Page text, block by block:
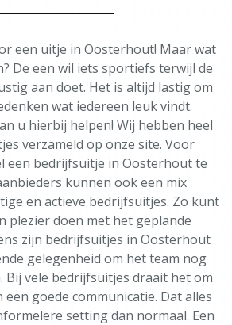
een uitje in Oosterhout! Maar wat
De een wil iets sportiefs terwijl de
aan doet. Het is altijd lastig om
wat iedereen leuk vindt.
u hierbij helpen! Wij hebben heel
verzameld op onze site. Voor
een bedrijfsuitje in Oosterhout te
kunnen ook een mix
en actieve bedrijfsuitjes. Zo kunt
plezier doen met het geplande
zijn bedrijfsuitjes in Oosterhout
gelegenheid om het team nog
Bij vele bedrijfsuitjes draait het om
goede communicatie. Dat alles
setting dan normaal. Een